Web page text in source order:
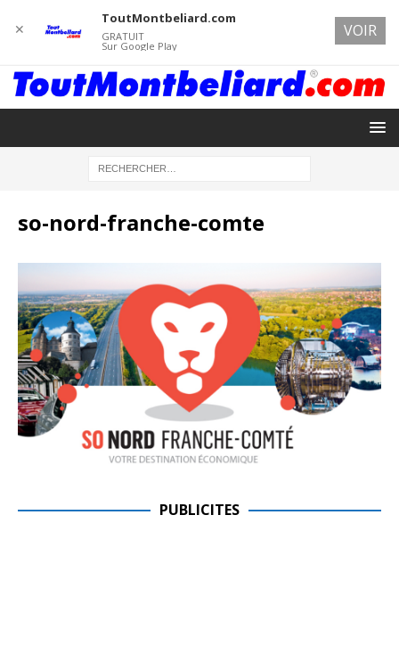
so-nord-franche-comte
PUBLICITES
✕
ToutMontbeliard.com
GRATUIT
Sur Google Play
VOIR